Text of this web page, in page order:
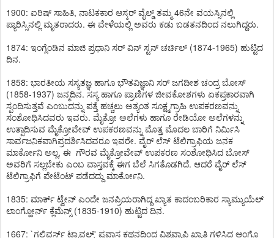
1900: ಐರಿಷ್ ಸಾಹಿತಿ, ನಾಟಕಕಾರ ಆಸ್ಕರ್ ವೈಲ್ಡ್ ತಮ್ಮ 46ನೇ ವಯಸ್ಸಿನಲ್ಲಿ
ಪ್ಯಾರಿಸ್ಸಿನಲ್ಲಿ ಮೃತರಾದರು. ಈ ವೇಳೆಯಲ್ಲಿ ಅವರು ಕಡು ಬಡತನದಿಂದ ನಲುಗಿದ್ದರು.
1874: ಇಂಗ್ಲೆಂಡಿನ ಮಾಜಿ ಪ್ರಧಾನಿ ಸರ್ ವಿನ್ ಸ್ಟನ್ ಚರ್ಚಿಲ್ (1874-1965) ಹುಟ್ಟಿದ
ದಿನ.
1858: ಭಾರತೀಯ ಸಸ್ಯತಜ್ಞ ಹಾಗೂ ಭೌತವಿಜ್ಞಾನಿ ಸರ್ ಜಗದೀಶ ಚಂದ್ರ ಬೋಸ್
(1858-1937) ಜನ್ಮದಿನ. ಸಸ್ಯ ಹಾಗೂ ಪ್ರಾಣಿಗಳ ಜೀವಕೋಶಗಳು ಏಕಪ್ರಕಾರವಾಗಿ
ಸ್ಪಂದಿಸುತ್ತವೆ ಎಂಬುದನ್ನು ಪತ್ತೆ ಹಚ್ಚಲು ಅತ್ಯಂತ ಸೂಕ್ಷ್ಮಗ್ರಾಹಿ ಉಪಕರಣವನ್ನು
ಸಂಶೋಧಿಸಿದವರು ಇವರು. ಮೈಕ್ರೋ ಅಲೆಗಳು ಹಾಗೂ ರೇಡಿಯೋ ಅಲೆಗಳನ್ನು
ಉತ್ಪಾದಿಸುವ ಮೈಕ್ರೋವೇವ್ ಉಪಕರಣವನ್ನು ಮೊತ್ತ ಮೊದಲ ಬಾರಿಗೆ ನಿರ್ಮಿಸಿ
ಸಾರ್ವಜನಿಕವಾಗಿಪ್ರದರ್ಶಿಸಿದವರೂ ಇವರೇ. ವೈರ್ ಲೆಸ್ ಟೆಲಿಗ್ರಾಫಿಯ ಜನಕ
ಮಾರ್ಕೋನಿ ಅಲ್ಲ, ಈ ಗೌರವ ಮೈಕ್ರೋವೇವ್ ಉಪಕರಣ ಸಂಶೋಧಿಸಿದ ಬೋಸ್
ಅವರಿಗೆ ಸಲ್ಲಬೇಕು ಎಂಬ ವಾಸ್ತವಕ್ಕೆ ಈಗ ಬೆಲೆ ಸಿಗತೊಡಗಿದೆ. ಆದರೆ ವೈರ್ ಲೆಸ್
ಟೆಲಿಗ್ರಾಫಿಗೆ ಪೇಟೆಂಟ್ ಪಡೆದದ್ದು ಮಾರ್ಕೋನಿ.
1835: ಮಾರ್ಕ್ ಟ್ವೇನ್ ಎಂದೇ ಜನಪ್ರಿಯರಾಗಿದ್ದ ಖ್ಯಾತ ಕಾದಂಬರಿಕಾರ ಸ್ಯಾಮ್ಯುಯೆಲ್
ಲಾಂಗ್ಹೋರ್ನ್ ಕ್ಲೆಮೆನ್ಸ್ (1835-1910) ಹುಟ್ಟಿದ ದಿನ.
1667: `ಗಲಿವರ್ಸ್ ಟ್ರಾವಲ್ಸ್' ಪ್ರವಾಸ ಕಥನದಿಂದ ವಿಶ್ವವ್ಯಾಪಿ ಖ್ಯಾತಿ ಗಳಿಸಿದ ಆಂಗ್ಲೊ